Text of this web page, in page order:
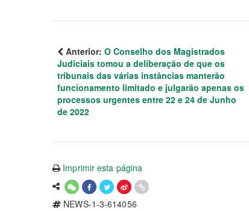
Anterior: O Conselho dos Magistrados
Judiciais tomou a deliberação de que os
tribunais das várias instâncias manterão
funcionamento limitado e julgarão apenas os
processos urgentes entre 22 e 24 de Junho
de 2022
Imprimir esta página
NEWS-1-3-614056